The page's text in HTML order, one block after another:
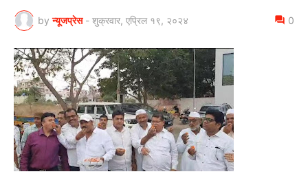
by न्यूजप्रेस - शुक्रवार, एप्रिल १९, २०२४ 0